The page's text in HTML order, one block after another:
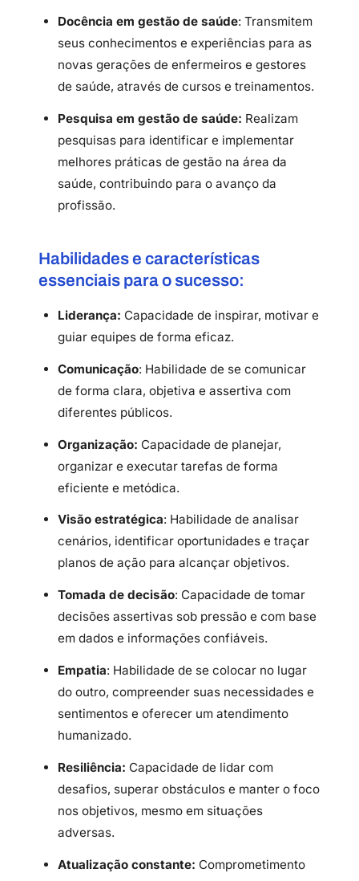
Docência em gestão de saúde: Transmitem
seus conhecimentos e experiências para as
novas gerações de enfermeiros e gestores
de saúde, através de cursos e treinamentos.
Pesquisa em gestão de saúde: Realizam
pesquisas para identificar e implementar
melhores práticas de gestão na área da
saúde, contribuindo para o avanço da
profissão.
Habilidades e características
essenciais para o sucesso:
Liderança: Capacidade de inspirar, motivar e
guiar equipes de forma eficaz.
Comunicação: Habilidade de se comunicar
de forma clara, objetiva e assertiva com
diferentes públicos.
Organização: Capacidade de planejar,
organizar e executar tarefas de forma
eficiente e metódica.
Visão estratégica: Habilidade de analisar
cenários, identificar oportunidades e traçar
planos de ação para alcançar objetivos.
Tomada de decisão: Capacidade de tomar
decisões assertivas sob pressão e com base
em dados e informações confiáveis.
Empatia: Habilidade de se colocar no lugar
do outro, compreender suas necessidades e
sentimentos e oferecer um atendimento
humanizado.
Resiliência: Capacidade de lidar com
desafios, superar obstáculos e manter o foco
nos objetivos, mesmo em situações
adversas.
Atualização constante: Comprometimento